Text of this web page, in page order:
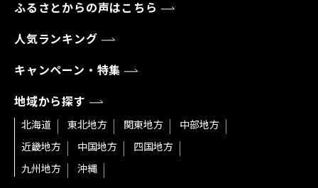
ふるさとからの声はこちら
人気ランキング
キャンペーン・特集
地域から探す
北海道 東北地方 関東地方
中部地方
近畿地方
中国地方
四国地方
九州地方
沖縄